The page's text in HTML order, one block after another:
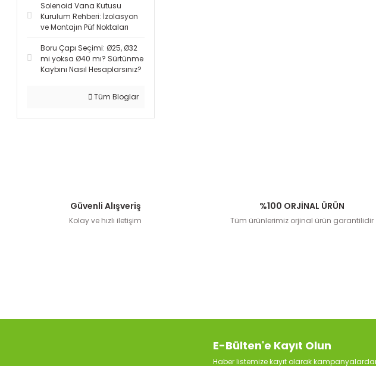
Solenoid Vana Kutusu
Kurulum Rehberi: İzolasyon
ve Montajın Püf Noktaları
Boru Çapı Seçimi: Ø25, Ø32
mi yoksa Ø40 mı? Sürtünme
Kaybını Nasıl Hesaplarsınız?
Tüm Bloglar
Güvenli Alışveriş
Kolay ve hızlı iletişim
%100 ORJİNAL ÜRÜN
Tüm ürünlerimiz orjinal ürün garantilidir
E-Bülten'e Kayıt Olun
Haber listemize kayıt olarak